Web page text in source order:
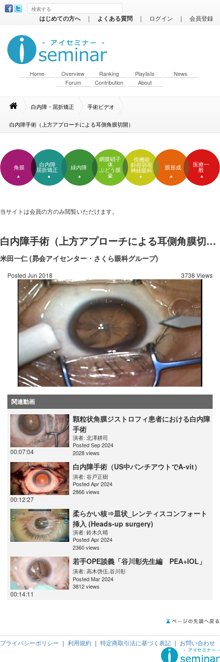
はじめての方へ ｜ よくある質問 ｜ ログイン ｜ 会員登録
Home Overview Ranking Playlists
News
Forum
Contribution About
白内障・屈折矯正 手術ビデオ
白内障手術（上方アプローチによる耳側角膜切開）
角膜
白内障
屈折矯正
緑内障
網膜硝子
体
ぶどう膜
炎
視機能
斜視弱視
神経眼科
眼形成
医療一
般
当サイトは会員の方のみ閲覧いただけます。
白内障手術（上方アプローチによる耳側角膜切開）
米田一仁 (昴会アイセンター・さくら眼科グループ)
Posted Jun 2018 3738 Views
関連動画
00:07:04
顆粒状角膜ジストロフィ患者における白内障
手術
演者: 北澤耕司
Posted Sep 2024
2028 views
00:12:27
白内障手術（US中パンチアウトでA-vit）
演者: 谷戸正樹
Posted Apr 2024
2866 views
柔らかい核⇒皿状_レンティスコンフォート
挿入 (Heads-up surgery)
演者: 鈴木久晴
Posted Apr 2024
2360 views
00:14:11
若手OPE談義「谷川彰先生編 PEA+IOL」
演者: 高木啓伍,谷川彰
Posted Mar 2024
3812 views
プライバシーポリシー ｜ 利用規約 ｜ 特定商取引法に基づく表記 ｜ お問い合わせ